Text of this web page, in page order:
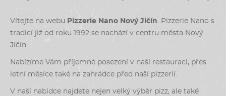
Vítejte na webu Pizzerie Nano Nový Jičín. Pizzerie Nano s
tradicí již od roku 1992 se nachází v centru města Nový
Jičín.
Nabízíme Vám příjemné posezení v naší restauraci, přes
letní měsíce také na zahrádce před naší pizzerií.
V naší nabídce najdete nejen velký výběr pizz, ale také